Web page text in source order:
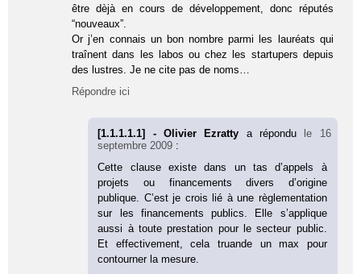
être dèjà en cours de développement, donc réputés
“nouveaux”.
Or j’en connais un bon nombre parmi les lauréats qui
traînent dans les labos ou chez les startupers depuis
des lustres. Je ne cite pas de noms…
Répondre ici
[1.1.1.1.1] - Olivier Ezratty a répondu le 16
septembre 2009 :
Cette clause existe dans un tas d’appels à
projets ou financements divers d’origine
publique. C’est je crois lié à une règlementation
sur les financements publics. Elle s’applique
aussi à toute prestation pour le secteur public.
Et effectivement, cela truande un max pour
contourner la mesure.